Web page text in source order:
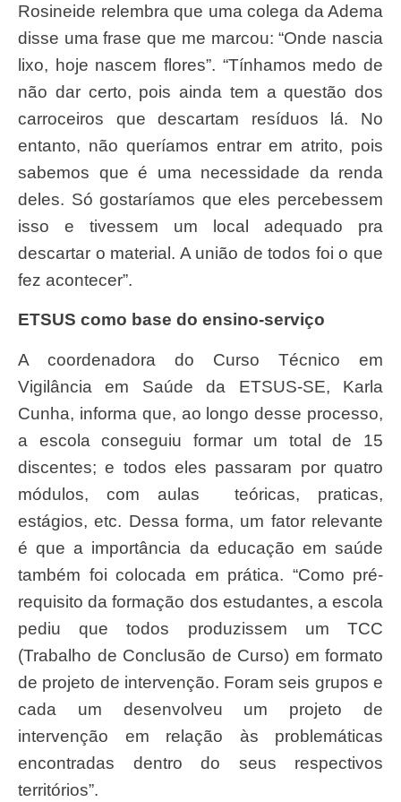
Rosineide relembra que uma colega da Adema
disse uma frase que me marcou: “Onde nascia
lixo, hoje nascem flores”. “Tínhamos medo de
não dar certo, pois ainda tem a questão dos
carroceiros que descartam resíduos lá. No
entanto, não queríamos entrar em atrito, pois
sabemos que é uma necessidade da renda
deles. Só gostaríamos que eles percebessem
isso e tivessem um local adequado pra
descartar o material. A união de todos foi o que
fez acontecer”.
ETSUS como base do ensino-serviço
A coordenadora do Curso Técnico em
Vigilância em Saúde da ETSUS-SE, Karla
Cunha, informa que, ao longo desse processo,
a escola conseguiu formar um total de 15
discentes; e todos eles passaram por quatro
módulos, com aulas teóricas, praticas,
estágios, etc. Dessa forma, um fator relevante
é que a importância da educação em saúde
também foi colocada em prática. “Como pré-
requisito da formação dos estudantes, a escola
pediu que todos produzissem um TCC
(Trabalho de Conclusão de Curso) em formato
de projeto de intervenção. Foram seis grupos e
cada um desenvolveu um projeto de
intervenção em relação às problemáticas
encontradas dentro do seus respectivos
territórios”.